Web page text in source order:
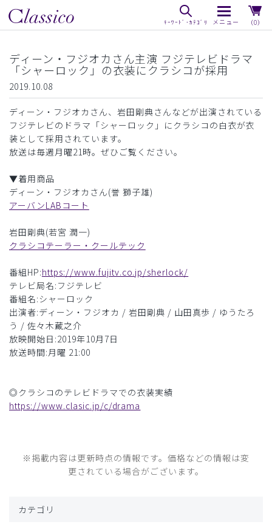
（0）
ディーン・フジオカさん主演 フジテレビドラマ
「シャーロック」の衣装にクラシコが採用
2019.10.08
ディーン・フジオカさん、岩田剛典さんなどが出演されている
フジテレビのドラマ「シャーロック」にクラシコの白衣が衣
装として採用されています。
放送は毎週月曜21時。ぜひご覧ください。
▼着用商品
ディーン・フジオカさん(誉 獅子雄)
アーバンLABコート
岩田剛典(若宮 潤一)
クラシコテーラー・クールテック
番組HP:https://www.fujitv.co.jp/sherlock/
テレビ局名:フジテレビ
番組名:シャーロック
出演者:ディーン・フジオカ / 岩田剛典 / 山田真歩 / ゆうたろ
う / 佐々木蔵之介
放映開始日:2019年10月7日
放送時間:月曜 21:00
◎クラシコのテレビドラマでの衣装実績
https://www.clasic.jp/c/drama
※掲載内容は更新時点の情報です。価格などの情報は変
更されている場合がございます。
カテゴリ